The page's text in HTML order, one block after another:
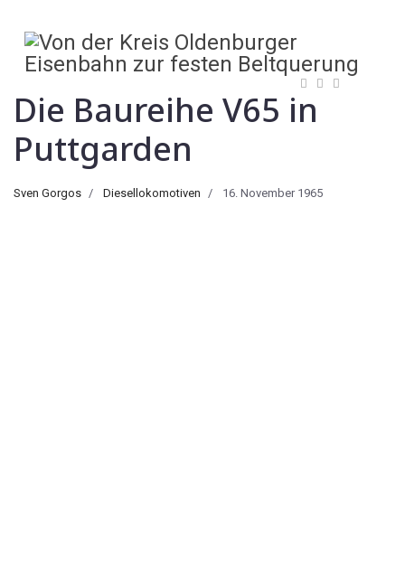
Die Baureihe V65 in
Puttgarden
Sven Gorgos Diesellokomotiven 16. November 1965